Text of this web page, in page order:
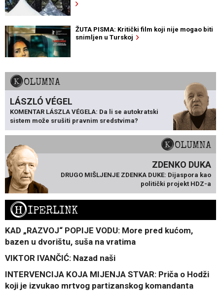
ŽUTA PISMA: Kritički film koji nije mogao biti
snimljen u Turskoj
KOLUMNA
LÁSZLÓ VÉGEL
KOMENTAR LÁSZLA VÉGELA: Da li se autokratski
sistem može srušiti pravnim sredstvima?
KOLUMNA
ZDENKO DUKA
DRUGO MIŠLJENJE ZDENKA DUKE: Dijaspora kao
politički projekt HDZ-a
HIPERLINK
KAD „RAZVOJ“ POPIJE VODU: More pred kućom,
bazen u dvorištu, suša na vratima
VIKTOR IVANČIĆ: Nazad naši
INTERVENCIJA KOJA MIJENJA STVAR: Priča o Hodži
koji je izvukao mrtvog partizanskog komandanta